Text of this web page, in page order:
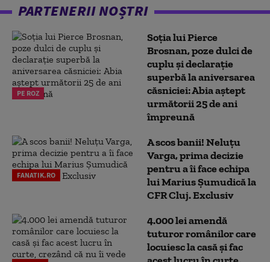
PARTENERII NOȘTRI
PE ROZ
Soția lui Pierce
Brosnan, poze dulci de
cuplu și declarație
superbă la aniversarea
căsniciei: Abia aștept
următorii 25 de ani
împreună
FANATIK.RO
A scos banii! Neluțu
Varga, prima decizie
pentru a îi face echipa
lui Marius Șumudică la
CFR Cluj. Exclusiv
4.000 lei amendă
tuturor românilor care
locuiesc la casă și fac